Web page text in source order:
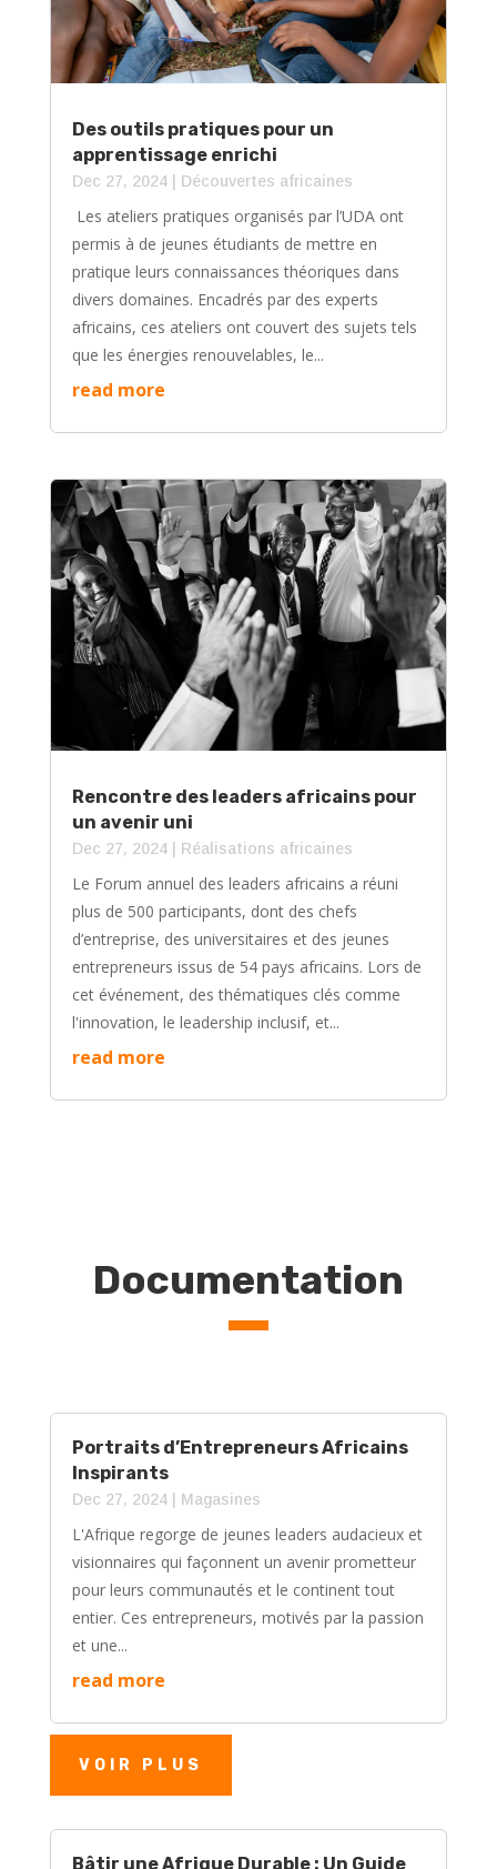
Des outils pratiques pour un
apprentissage enrichi
Dec 27, 2024| ⁠Découvertes africaines
Les ateliers pratiques organisés par l’UDA ont
permis à de jeunes étudiants de mettre en
pratique leurs connaissances théoriques dans
divers domaines. Encadrés par des experts
africains, ces ateliers ont couvert des sujets tels
que les énergies renouvelables, le...
read more
Rencontre des leaders africains pour
un avenir uni
Dec 27, 2024| Réalisations africaines
Le Forum annuel des leaders africains a réuni
plus de 500 participants, dont des chefs
d’entreprise, des universitaires et des jeunes
entrepreneurs issus de 54 pays africains. Lors de
cet événement, des thématiques clés comme
l'innovation, le leadership inclusif, et...
read more
Documentation
Portraits d’Entrepreneurs Africains
Inspirants
Dec 27, 2024| Magasines
L'Afrique regorge de jeunes leaders audacieux et
visionnaires qui façonnent un avenir prometteur
pour leurs communautés et le continent tout
entier. Ces entrepreneurs, motivés par la passion
et une...
read more
VOIR PLUS
Bâtir une Afrique Durable : Un Guide